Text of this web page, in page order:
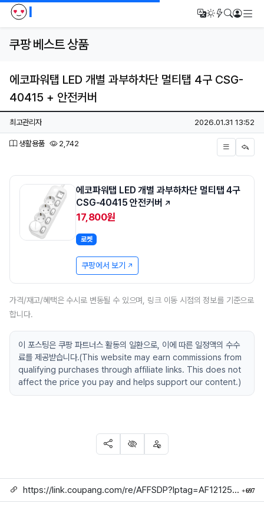
I 번역다크모드
새글/새댓글
검색로그인
쿠팡 베스트 상품
에코파워탭 LED 개별 과부하차단 멀티탭 4구 CSG-
40415 + 안전커버
페이지 정보
작성자
최고관리자 작성일
2026.01.31 13:52
분류
생활용품 2,742
본문
에코파워탭 LED 개별 과부하차단 멀티탭 4구
CSG-40415 안전커버
17,800원
로켓
쿠팡에서 보기
가격/재고/혜택은 수시로 변동될 수 있으며, 링크 이동 시점의 정보를 기준으로
합니다.
이 포스팅은 쿠팡 파트너스 활동의 일환으로, 이에 따른 일정액의 수수
료를 제공받습니다.(This website may earn commissions from
qualifying purchases through affiliate links. This does not
affect the price you pay and helps support our content.)
SNS 공유
신고 차단
링크 https://link.coupang.com/re/AFFSDP?lptag=AF1212524&subid=mojorida2&pageKey=5732864713&itemId=23626836611&vendorItemId=90652355481&traceid=V0-113-47c37fb8f7ceb8af 697회